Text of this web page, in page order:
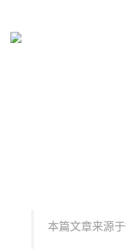
本篇文章来源